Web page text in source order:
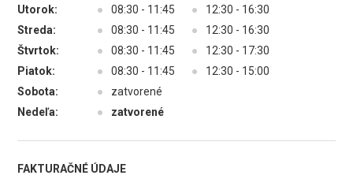
Utorok:
● 08:30 - 11:45 ●
12:30 - 16:30
Streda:
● 08:30 - 11:45 ●
12:30 - 16:30
Štvrtok:
● 08:30 - 11:45 ●
12:30 - 17:30
Piatok:
● 08:30 - 11:45 ●
12:30 - 15:00
Sobota:
●
zatvorené
Nedeľa:
● zatvorené
FAKTURAČNÉ ÚDAJE